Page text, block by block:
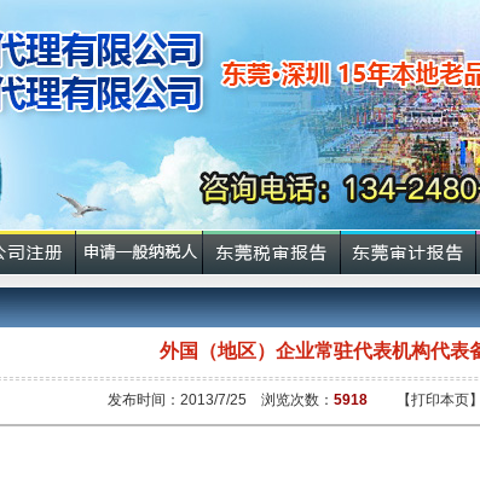
外国（地区）企业常驻代表机构代表
发布时间：2013/7/25 浏览次数： 5918 【打印本页